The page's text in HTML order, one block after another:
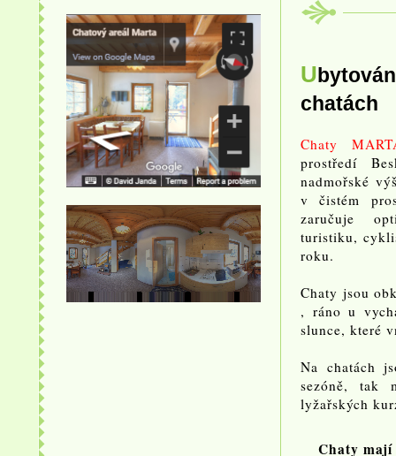
chatách
Chaty
prostředí
nadmořské
v čistém
zaručuje
turistiku,
roku.
Chaty jsou
, ráno u
slunce, které
Na chatách
sezóně, tak
lyžařských
Chaty